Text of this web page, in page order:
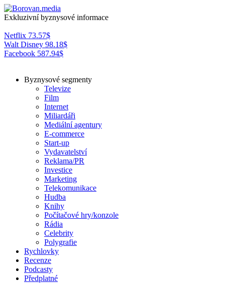
Exkluzivní byznysové informace
Netflix 73.57$
Walt Disney 98.18$
Facebook 587.94$
Byznysové segmenty
Televize
Film
Internet
Miliardáři
Mediální agentury
E-commerce
Start-up
Vydavatelství
Reklama/PR
Investice
Marketing
Telekomunikace
Hudba
Knihy
Počítačové hry/konzole
Rádia
Celebrity
Polygrafie
Rychlovky
Recenze
Podcasty
Předplatné